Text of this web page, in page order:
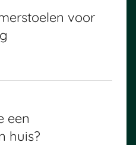
voor
een
huis?